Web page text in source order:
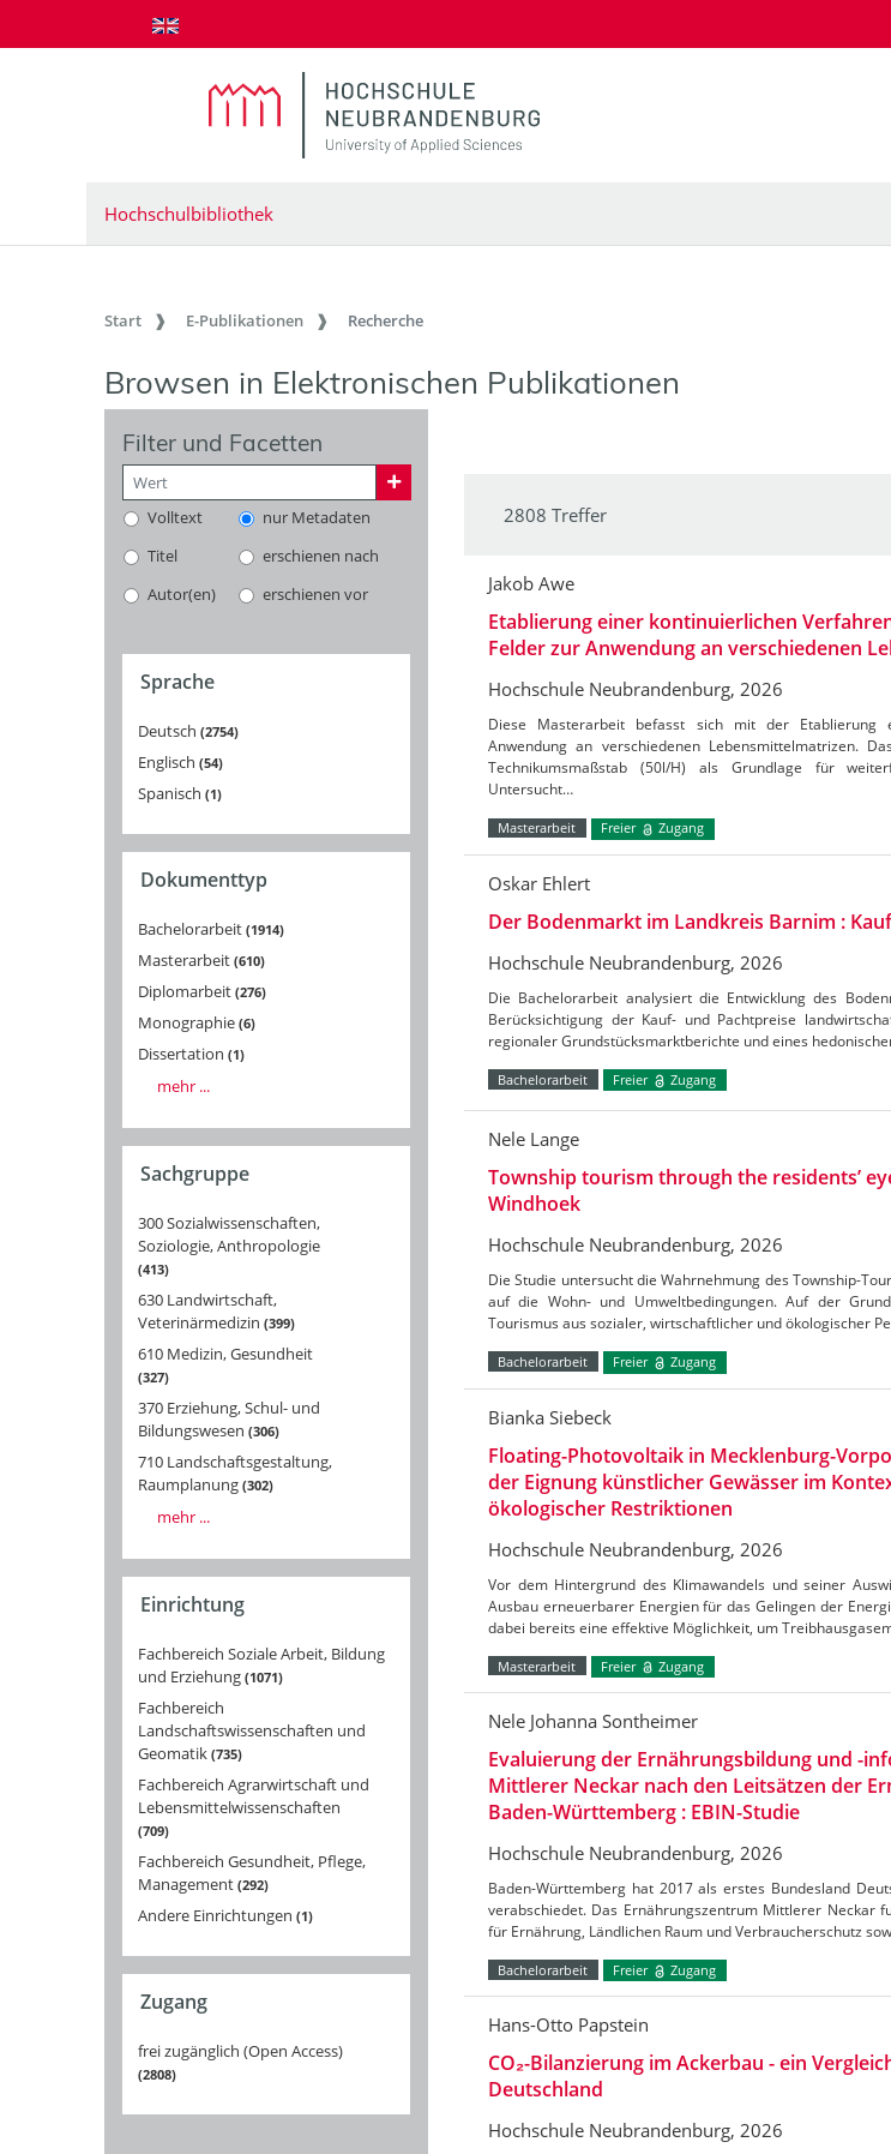
zum Inhalt springen
Hochschulbibliothek
Start E-Publikationen Recherche
Browsen in Elektronischen Publikationen
Filter und Facetten
Volltext
nur Metadaten
Titel
erschienen nach
Autor(en)
erschienen vor
Sprache
Deutsch 2754
Englisch 54
Spanisch 1
Dokumenttyp
Bachelorarbeit 1914
Masterarbeit 610
Diplomarbeit 276
Monographie 6
Dissertation 1
mehr ...
Sachgruppe
300 Sozialwissenschaften,
Soziologie, Anthropologie
413
630 Landwirtschaft,
Veterinärmedizin 399
610 Medizin, Gesundheit
327
370 Erziehung, Schul- und
Bildungswesen 306
710 Landschaftsgestaltung,
Raumplanung 302
mehr ...
Einrichtung
Fachbereich Soziale Arbeit, Bildung
und Erziehung 1071
Fachbereich
Landschaftswissenschaften und
Geomatik 735
Fachbereich Agrarwirtschaft und
Lebensmittelwissenschaften
709
Fachbereich Gesundheit, Pflege,
Management 292
Andere Einrichtungen 1
Zugang
frei zugänglich (Open Access)
2808
2808 Treffer
Jakob Awe
Etablierung einer kontinuierlichen
Felder zur Anwendung an verschiedenen
Hochschule Neubrandenburg, 2026
Diese Masterarbeit befasst sich mit der Etablierung
Anwendung an verschiedenen Lebensmittelmatrizen.
Technikumsmaßstab (50l/H) als Grundlage für
Untersucht…
Masterarbeit Freier Zugang
Oskar Ehlert
Der Bodenmarkt im Landkreis Barnim :
Hochschule Neubrandenburg, 2026
Die Bachelorarbeit analysiert die Entwicklung des
Berücksichtigung der Kauf- und Pachtpreise
regionaler Grundstücksmarktberichte und eines
Bachelorarbeit Freier Zugang
Nele Lange
Township tourism through the residents’
Windhoek
Hochschule Neubrandenburg, 2026
Die Studie untersucht die Wahrnehmung des Township-
auf die Wohn- und Umweltbedingungen. Auf der
Tourismus aus sozialer, wirtschaftlicher und ökologischer
Bachelorarbeit Freier Zugang
Bianka Siebeck
Floating-Photovoltaik in Mecklenburg-
der Eignung künstlicher Gewässer im
ökologischer Restriktionen
Hochschule Neubrandenburg, 2026
Vor dem Hintergrund des Klimawandels und seiner
Ausbau erneuerbarer Energien für das Gelingen der
dabei bereits eine effektive Möglichkeit, um
Masterarbeit Freier Zugang
Nele Johanna Sontheimer
Evaluierung der Ernährungsbildung und -
Mittlerer Neckar nach den Leitsätzen der
Baden-Württemberg : EBIN-Studie
Hochschule Neubrandenburg, 2026
Baden-Württemberg hat 2017 als erstes Bundesland
verabschiedet. Das Ernährungszentrum Mittlerer Neckar
für Ernährung, Ländlichen Raum und Verbraucherschutz
Bachelorarbeit Freier Zugang
Hans-Otto Papstein
CO₂-Bilanzierung im Ackerbau - ein
Deutschland
Hochschule Neubrandenburg, 2026